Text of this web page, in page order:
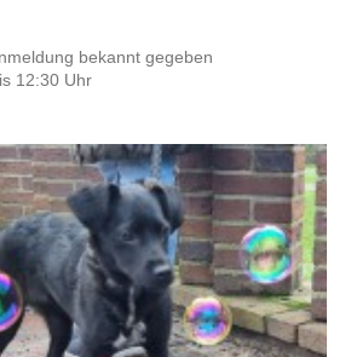
bekannt gegeben
Uhr